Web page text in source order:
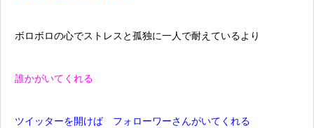
ボロボロの心でストレスと孤独に一人で耐えているより
誰かがいてくれる
ツイッターを開けば フォローワーさんがいてくれる